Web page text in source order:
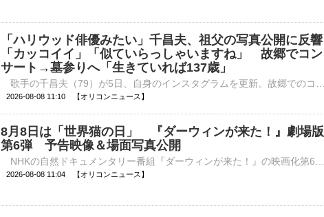
「ハリウッド俳優みたい」千昌夫、祖父の写真公開に反響
「カッコイイ」「似ていらっしゃいますね」 故郷でコン
サート→墓参りへ「生きていれば137歳」
2026-08-08 11:10 【オリコンニュース】
8月8日は「世界猫の日」 『ダーウィンが来た！』劇場版
第6弾 予告映像＆場面写真公開
2026-08-08 11:04 【オリコンニュース】